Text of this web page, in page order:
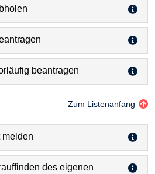
beantragen
Zum Listenanfang
melden
des eigenen